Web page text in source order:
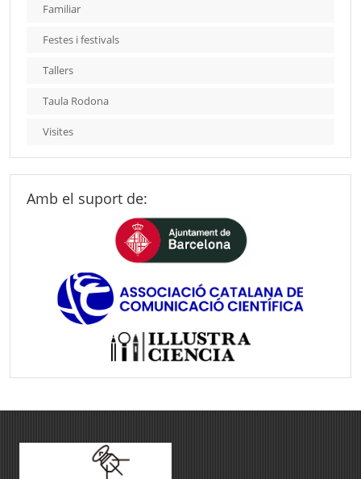
Familiar
Festes i festivals
Tallers
Taula Rodona
Visites
Amb el suport de: